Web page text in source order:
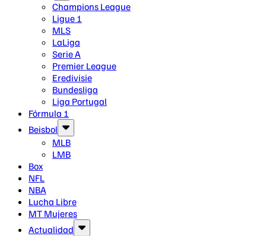
Champions League
Ligue 1
MLS
LaLiga
Serie A
Premier League
Eredivisie
Bundesliga
Liga Portugal
Fórmula 1
Beisbol
MLB
LMB
Box
NFL
NBA
Lucha Libre
MT Mujeres
Actualidad